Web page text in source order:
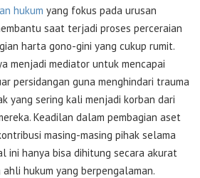
hukum yang fokus pada urusan
saat terjadi proses perceraian
harta gono-gini yang cukup rumit.
menjadi mediator untuk mencapai
persidangan guna menghindari trauma
yang sering kali menjadi korban dari
Keadilan dalam pembagian aset
masing-masing pihak selama
ini hanya bisa dihitung secara akurat
hukum yang berpengalaman.